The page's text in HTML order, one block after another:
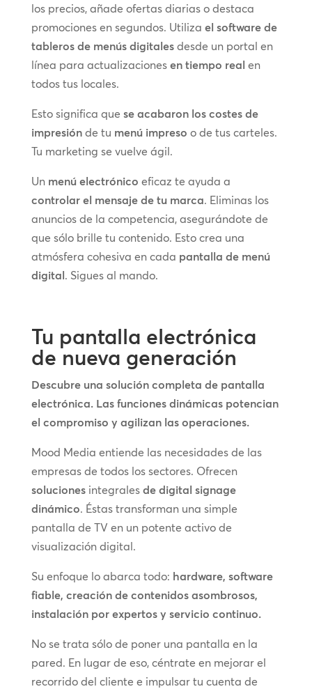
los precios, añade ofertas diarias o destaca
promociones en segundos. Utiliza el software de
tableros de menús digitalesdesde un portal en
línea para actualizaciones en tiempo real en
todos tus locales.
Esto significa que se acabaron los costes de
impresiónde tu menú impreso o de tus carteles.
Tu marketing se vuelve ágil.
Un menú electrónico eficaz te ayuda a
controlar el mensaje de tu marca. Eliminas los
anuncios de la competencia, asegurándote de
que sólo brille tu contenido. Esto crea una
atmósfera cohesiva en cada pantalla de menú
digital. Sigues al mando.
Tu pantalla electrónica
de nueva generación
Descubre una solución completa de pantalla
electrónica. Las funciones dinámicas potencian
el compromiso y agilizan las operaciones.
Mood Media entiende las necesidades de las
empresas de todos los sectores. Ofrecen
solucionesintegrales de digital signage
dinámico. Éstas transforman una simple
pantalla de TV en un potente activo de
visualización digital.
Su enfoque lo abarca todo: hardware, software
fiable, creación de contenidos asombrosos,
instalación por expertos y servicio continuo.
No se trata sólo de poner una pantalla en la
pared. En lugar de eso, céntrate en mejorar el
recorrido del cliente e impulsar tu cuenta de